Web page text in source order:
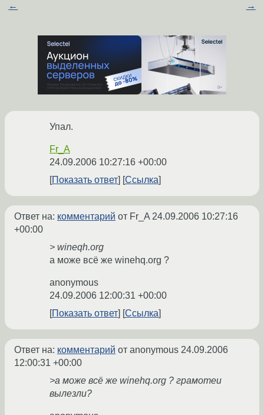
← →
Упал.
Fr_A
24.09.2006 10:27:16 +00:00
Показать ответ
Ссылка
Ответ на: комментарий от Fr_A24.09.2006 10:27:16
+00:00
> wineqh.org
а може всё же winehq.org ?
anonymous
24.09.2006 12:00:31 +00:00
Показать ответ
Ссылка
Ответ на: комментарий от anonymous 24.09.2006
12:00:31 +00:00
>а може всё же winehq.org ? грамотеи
вылезли?